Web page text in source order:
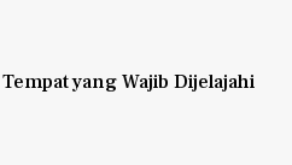
yang Wajib Dijelajahi